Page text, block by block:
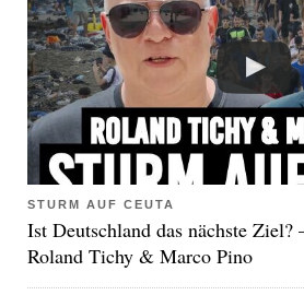
STURM AUF CEUTA
Ist Deutschland das nächste
Roland Tichy & Marco Pino